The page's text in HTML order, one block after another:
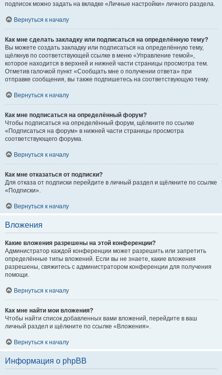
подписок можно задать на вкладке «Личные настройки» личного раздела.
Вернуться к началу
Как мне сделать закладку или подписаться на определённую тему?
Вы можете создать закладку или подписаться на определённую тему,
щёлкнув по соответствующей ссылке в меню «Управление темой»,
которое находится в верхней и нижней части страницы просмотра тем.
Отметив галочкой пункт «Сообщать мне о получении ответа» при
отправке сообщения, вы также подпишетесь на соответствующую тему.
Вернуться к началу
Как мне подписаться на определённый форум?
Чтобы подписаться на определённый форум, щёлкните по ссылке
«Подписаться на форум» в нижней части страницы просмотра
соответствующего форума.
Вернуться к началу
Как мне отказаться от подписки?
Для отказа от подписки перейдите в личный раздел и щёлкните по ссылке
«Подписки».
Вернуться к началу
Вложения
Какие вложения разрешены на этой конференции?
Администратор каждой конференции может разрешить или запретить
определённые типы вложений. Если вы не знаете, какие вложения
разрешены, свяжитесь с администратором конференции для получения
помощи.
Вернуться к началу
Как мне найти мои вложения?
Чтобы найти список добавленных вами вложений, перейдите в ваш
личный раздел и щёлкните по ссылке «Вложения».
Вернуться к началу
Информация о phpBB